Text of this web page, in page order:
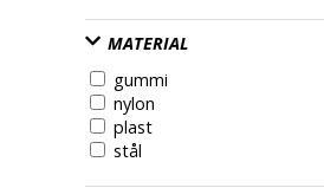
MATERIAL
gummi
nylon
plast
stål